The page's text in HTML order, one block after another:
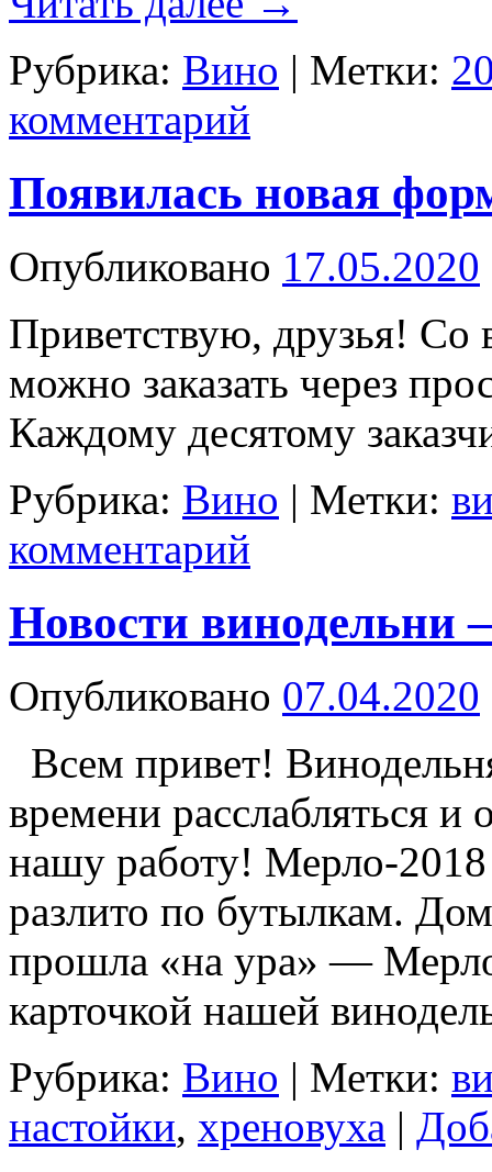
Рубрика: Вино | Метки:
комментарий
Появилась новая
Опубликовано 17.05.2020
Приветствую, друзья! Со
можно заказать через
Каждому десятому
Рубрика: Вино | Метки:
комментарий
Новости винодельни
Опубликовано 07.04.2020
Всем привет!
времени расслабляться
нашу работу! Мерло-
разлито по бутылкам.
прошла «на ура» —
карточкой нашей
Рубрика: Вино | Метки:
настойки, хреновуха |